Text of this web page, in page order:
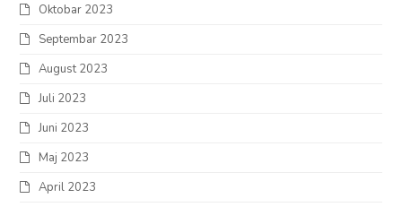
Oktobar 2023
Septembar 2023
August 2023
Juli 2023
Juni 2023
Maj 2023
April 2023